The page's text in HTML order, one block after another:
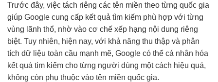
Trước đây, việc tách riêng các tên miền theo từng quốc gia
giúp Google cung cấp kết quả tìm kiếm phù hợp với từng
vùng lãnh thổ, nhờ vào cơ chế xếp hạng nội dung riêng
biệt. Tuy nhiên, hiện nay, với khả năng thu thập và phân
tích dữ liệu toàn cầu mạnh mẽ, Google có thể cá nhân hóa
kết quả tìm kiếm cho từng người dùng một cách hiệu quả,
không còn phụ thuộc vào tên miền quốc gia.